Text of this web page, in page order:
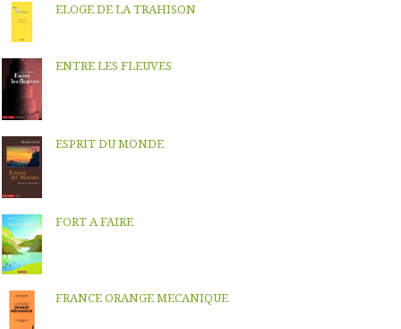
ELOGE DE LA TRAHISON
ENTRE LES FLEUVES
ESPRIT DU MONDE
FORT A FAIRE
FRANCE ORANGE MECANIQUE